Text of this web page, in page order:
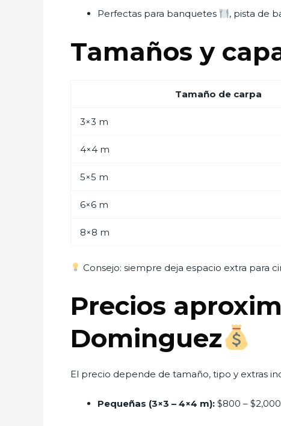
Perfectas para banquetes , pista de
Tamaños y
Tamaño de carpa
3×3 m
4×4 m
5×5 m
6×6 m
8×8 m
Consejo: siempre deja espacio extra para
Precios
Dominguez
El precio depende de tamaño, tipo y extras
Pequeñas (3×3 – 4×4 m): $800 –